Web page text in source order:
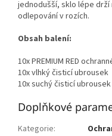
jednodušší, sklo lépe drží
odlepování v rozích.
Obsah balení:
10x PREMIUM RED
10x vlhký čisticí ubrousek
10x suchý čisticí ubrousek
Doplňkové
Kategorie: